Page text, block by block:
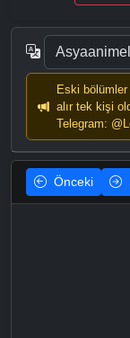
Eski
alır tek kişi
Telegram:
Önceki